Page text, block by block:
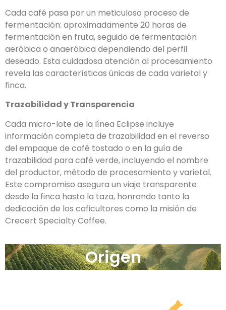
Cada café pasa por un meticuloso proceso de
fermentación: aproximadamente 20 horas de
fermentación en fruta, seguido de fermentación
aeróbica o anaeróbica dependiendo del perfil
deseado. Esta cuidadosa atención al procesamiento
revela las características únicas de cada varietal y
finca.
Trazabilidad y Transparencia
Cada micro-lote de la línea Eclipse incluye
información completa de trazabilidad en el reverso
del empaque de café tostado o en la guía de
trazabilidad para café verde, incluyendo el nombre
del productor, método de procesamiento y varietal.
Este compromiso asegura un viaje transparente
desde la finca hasta la taza, honrando tanto la
dedicación de los caficultores como la misión de
Crecert Specialty Coffee.
Origen